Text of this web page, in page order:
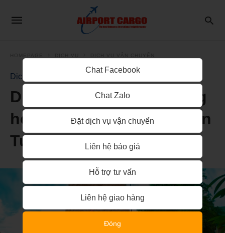
Dịch Vụ Vận Chuyển
Dịch vụ vận chuyển hàng
hóa 2 chiều TPHCM – Kon
Tum
Chat Facebook
Chat Zalo
Đặt dịch vụ vận chuyển
Liên hệ báo giá
Hỗ trợ tư vấn
Liên hệ giao hàng
Đóng